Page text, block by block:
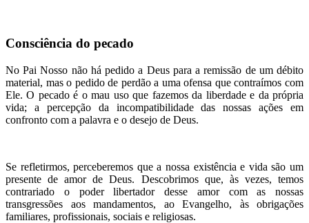
Consciência do pecado
No Pai Nosso não há pedido a Deus para a remissão de um débito
material, mas o pedido de perdão a uma ofensa que contraímos com
Ele. O pecado é o mau uso que fazemos da liberdade e da própria
vida; a percepção da incompatibilidade das nossas ações em
confronto com a palavra e o desejo de Deus.
Se refletirmos, perceberemos que a nossa existência e vida são um
presente de amor de Deus. Descobrimos que, às vezes, temos
contrariado o poder libertador desse amor com as nossas
transgressões aos mandamentos, ao Evangelho, às obrigações
familiares, profissionais, sociais e religiosas.